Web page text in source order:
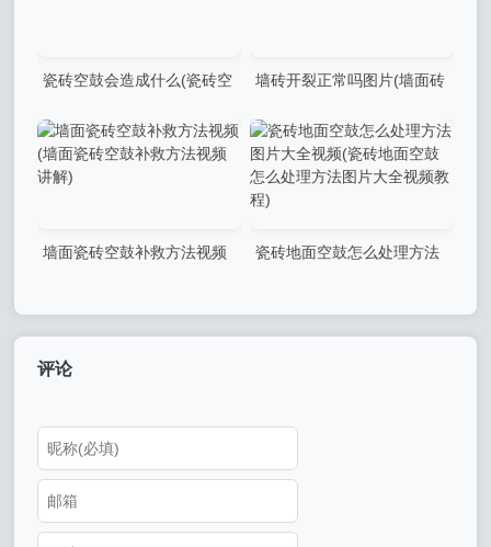
瓷砖空鼓会造成什么(瓷砖空
墙砖开裂正常吗图片(墙面砖
墙面瓷砖空鼓补救方法视频
瓷砖地面空鼓怎么处理方法
评论